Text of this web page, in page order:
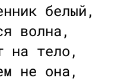
белый,
волна,
на тело,
не она,